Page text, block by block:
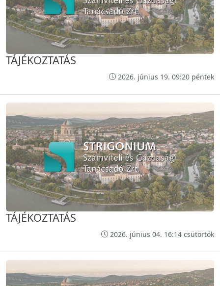
TÁJÉKOZTATÁS
2026. június 19. 09:20 péntek
TÁJÉKOZTATÁS
2026. június 04. 16:14 csütörtök